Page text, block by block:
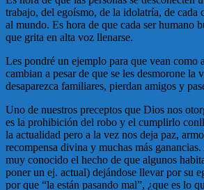
trabajo, del egoísmo, de la idolatría, de cada
al mundo. Es hora de que cada ser humano
que grita en alta voz llenarse.
Les pondré un ejemplo para que vean como
cambian a pesar de que se les desmorone la
desaparezca familiares, pierdan amigos y
Uno de nuestros preceptos que Dios nos
es la prohibición del robo y el cumplirlo
la actualidad pero a la vez nos deja paz,
recompensa divina y muchas más
muy conocido el hecho de que algunos
poner un ej. actual) dejándose llevar por su
por que “la están pasando mal”, ¿que es lo